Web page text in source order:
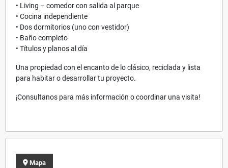
• Living – comedor con salida al parque
• Cocina independiente
• Dos dormitorios (uno con vestidor)
• Baño completo
• Títulos y planos al día
Una propiedad con el encanto de lo clásico, reciclada y lista
para habitar o desarrollar tu proyecto.
¡Consultanos para más información o coordinar una visita!
Mapa